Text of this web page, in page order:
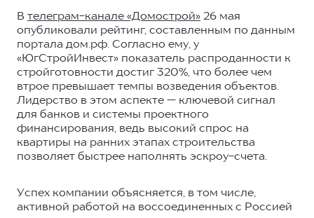
В телеграм-канале «Домострой» 26 мая
опубликовали рейтинг, составленным по данным
портала дом.рф. Согласно ему, у
«ЮгСтройИнвест» показатель распроданности к
стройготовности достиг 320%, что более чем
втрое превышает темпы возведения объектов.
Лидерство в этом аспекте — ключевой сигнал
для банков и системы проектного
финансирования, ведь высокий спрос на
квартиры на ранних этапах строительства
позволяет быстрее наполнять эскроу-счета.
Успех компании объясняется, в том числе,
активной работой на воссоединенных с Россией